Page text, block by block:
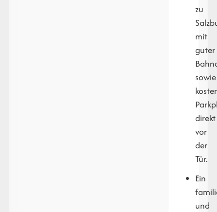
zu
mit
guter
sowie
direkt
vor
der
Tür.
Ein
und